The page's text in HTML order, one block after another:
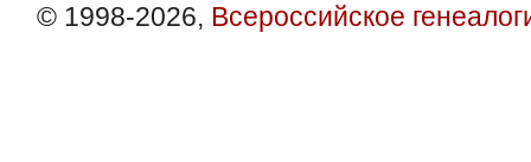
© 1998-2026, Всероссийское